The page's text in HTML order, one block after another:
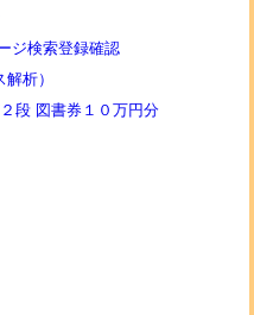
ジ検索登録確認
析）
段 図書券１０万円分